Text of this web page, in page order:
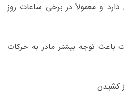
و معمولاً در برخی ساعات روز
توجه بیشتر مادر به حرکات
کشیدن